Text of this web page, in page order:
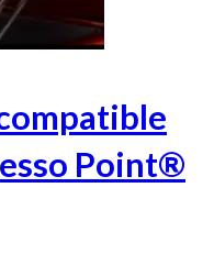
Point®